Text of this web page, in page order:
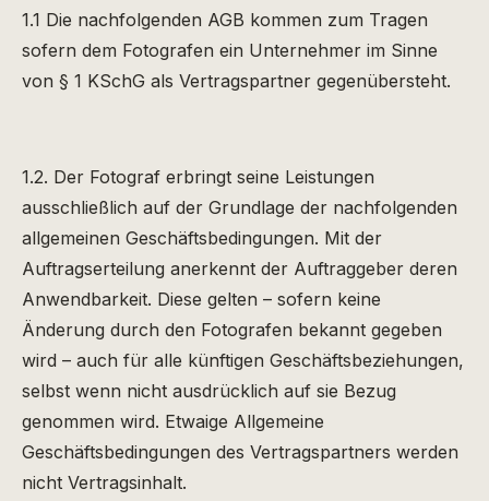
1.1 Die nachfolgenden AGB kommen zum Tragen
sofern dem Fotografen ein Unternehmer im Sinne
von § 1 KSchG als Vertragspartner gegenübersteht.
1.2. Der Fotograf erbringt seine Leistungen
ausschließlich auf der Grundlage der nachfolgenden
allgemeinen Geschäftsbedingungen. Mit der
Auftragserteilung anerkennt der Auftraggeber deren
Anwendbarkeit. Diese gelten – sofern keine
Änderung durch den Fotografen bekannt gegeben
wird – auch für alle künftigen Geschäftsbeziehungen,
selbst wenn nicht ausdrücklich auf sie Bezug
genommen wird. Etwaige Allgemeine
Geschäftsbedingungen des Vertragspartners werden
nicht Vertragsinhalt.